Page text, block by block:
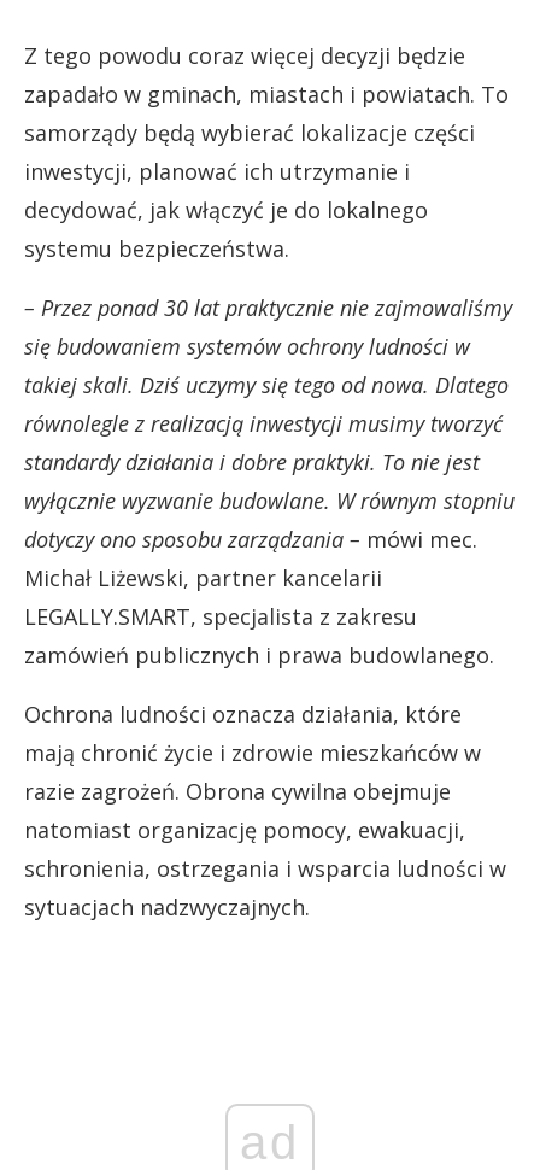
Z tego powodu coraz więcej decyzji będzie
zapadało w gminach, miastach i powiatach. To
samorządy będą wybierać lokalizacje części
inwestycji, planować ich utrzymanie i
decydować, jak włączyć je do lokalnego
systemu bezpieczeństwa.
– Przez ponad 30 lat praktycznie nie zajmowaliśmy
się budowaniem systemów ochrony ludności w
takiej skali. Dziś uczymy się tego od nowa. Dlatego
równolegle z realizacją inwestycji musimy tworzyć
standardy działania i dobre praktyki. To nie jest
wyłącznie wyzwanie budowlane. W równym stopniu
dotyczy ono sposobu zarządzania – mówi mec.
Michał Liżewski, partner kancelarii
LEGALLY.SMART, specjalista z zakresu
zamówień publicznych i prawa budowlanego.
Ochrona ludności oznacza działania, które
mają chronić życie i zdrowie mieszkańców w
razie zagrożeń. Obrona cywilna obejmuje
natomiast organizację pomocy, ewakuacji,
schronienia, ostrzegania i wsparcia ludności w
sytuacjach nadzwyczajnych.
ad